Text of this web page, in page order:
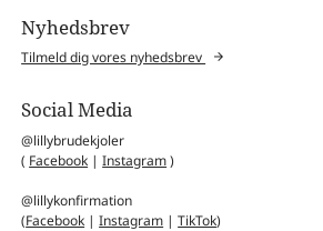
Nyhedsbrev
Tilmeld dig vores nyhedsbrev
Social Media
@lillybrudekjoler
( Facebook |Instagram)
@lillykonfirmation
(Facebook |Instagram |TikTok)